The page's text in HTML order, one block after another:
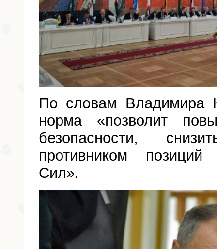
По словам Владимира
норма «позволит
безопасности,
противником
Сил».